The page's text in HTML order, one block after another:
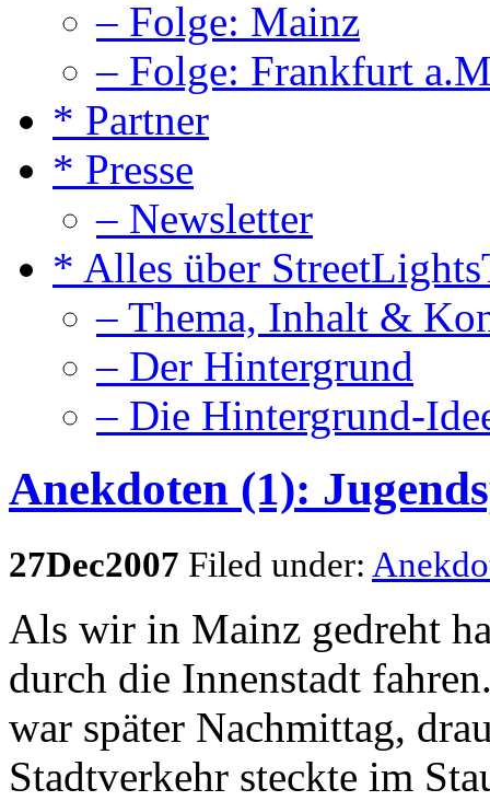
– Folge: Mainz
– Folge: Frankfurt
* Partner
* Presse
– Newsletter
* Alles über
– Thema, Inhalt &
– Der Hintergrund
– Die Hintergrund-
Anekdoten (1):
27Dec2007 Filed under:
Als wir in Mainz gedreht
durch die Innenstadt
war später Nachmittag,
Stadtverkehr steckte im